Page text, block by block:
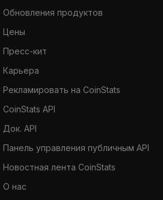
Обновления продуктов
Цены
Пресс-кит
Карьера
Рекламировать на CoinStats
CoinStats API
Док. API
Панель управления публичным API
Новостная лента CoinStats
О нас